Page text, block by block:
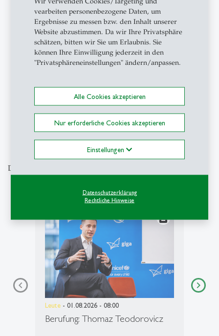
vearbeiten personenbezogene Daten, um
Ergebnisse zu messen bzw. den Inhalt unserer
Website abzustimmen. Da wir Ihre Privatsphäre
schätzen, bitten wir Sie um Erlaubnis. Sie
können Ihre Einwilligung jederzeit in den
"Privatsphäreneinstellungen" ändern/anpassen.
Alle Cookies akzeptieren
Nur erforderliche Cookies akzeptieren
Einstellungen
Datenschutzerklärung
Rechtliche Hinweise
Marketing als Hebel für
nachhaltigen Konsum
Basierend auf mehrjähriger
Forschung liefert das Buch «The 60%
Potential – Using marketing to win
over mainstream consumers for
1 2 3
Das könnte Sie auch interessieren
description
Leute - 01.08.2026 - 08:00
Berufung: Thomaz Teodorovicz